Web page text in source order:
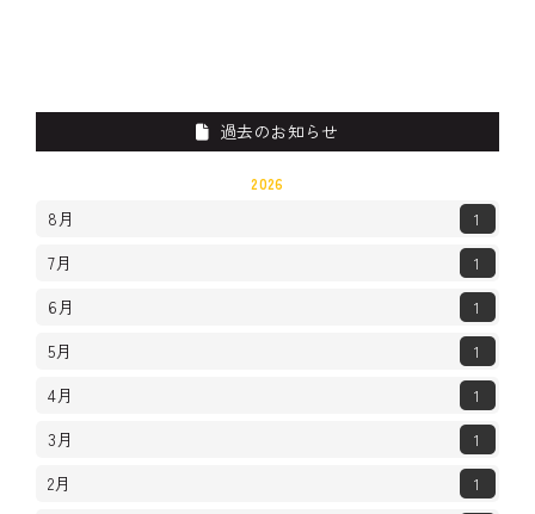
過去のお知らせ
2026
8月 1
7月 1
6月 1
5月 1
4月 1
3月 1
2月 1